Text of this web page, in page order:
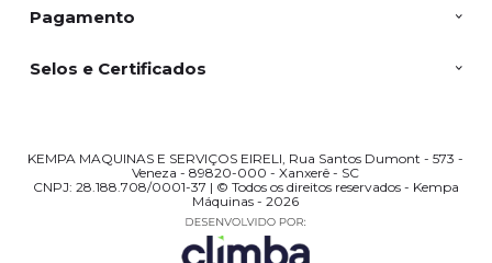
Pagamento
Selos e Certificados
KEMPA MAQUINAS E SERVIÇOS EIRELI, Rua Santos Dumont - 573 -
Veneza - 89820-000 - Xanxerê - SC
CNPJ: 28.188.708/0001-37 | © Todos os direitos reservados - Kempa
Máquinas - 2026